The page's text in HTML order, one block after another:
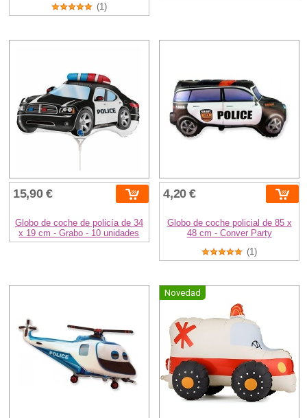
(1)
15,90 €
Globo de coche de policía de 34
x 19 cm - Grabo - 10 unidades
4,20 €
Globo de coche policial de 85 x
48 cm - Conver Party
(1)
Novedad